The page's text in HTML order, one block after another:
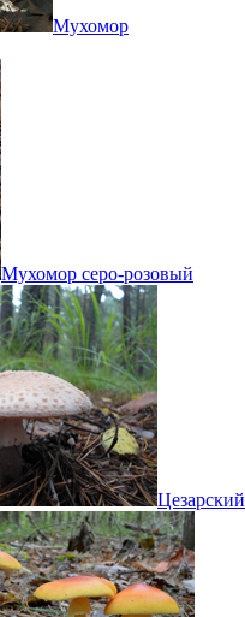
Мухомор
Мухомор серо-розовый
Цезарский